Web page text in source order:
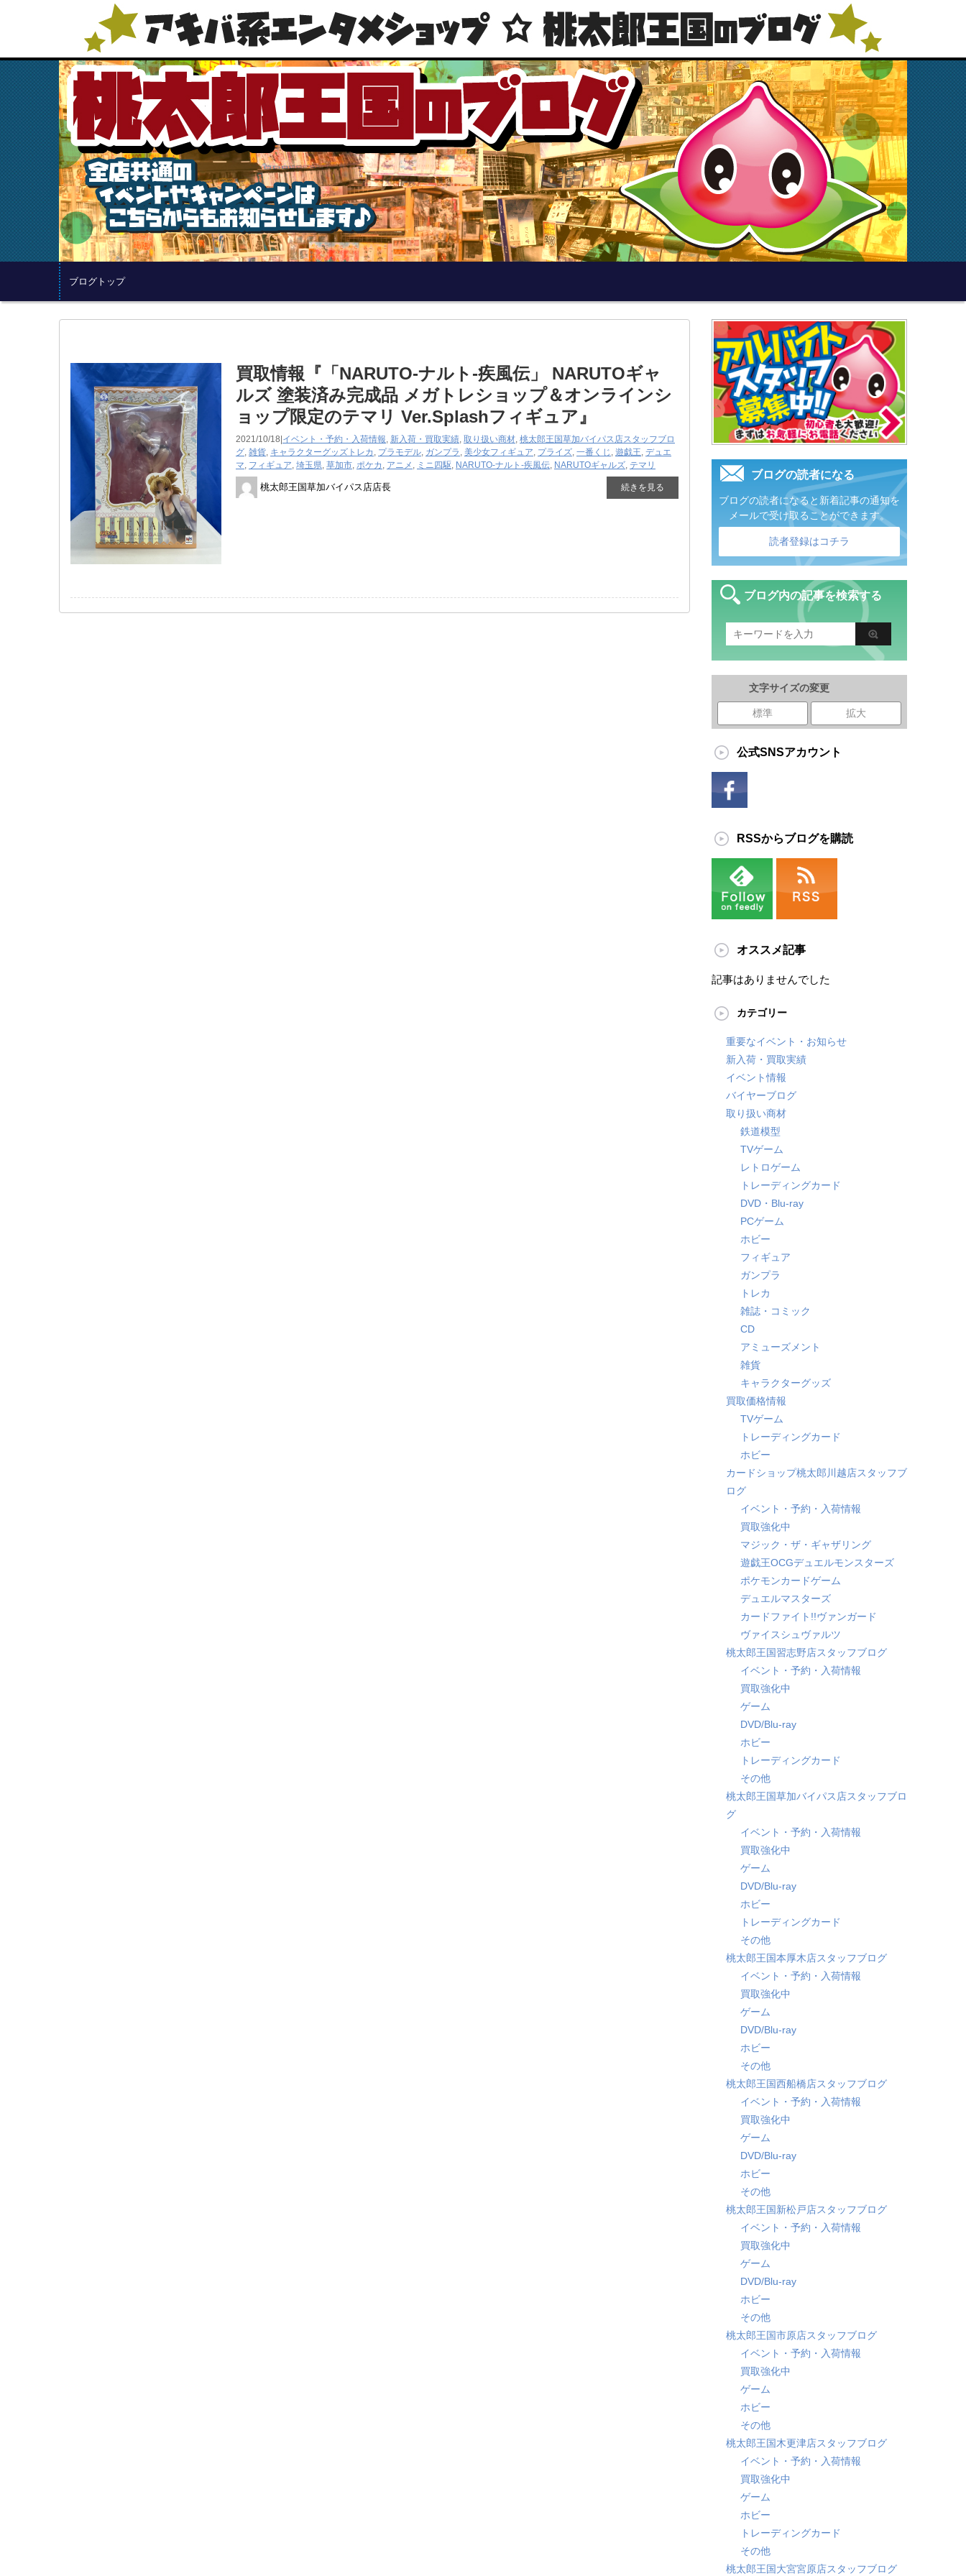
ブログトップ
買取情報『「NARUTO-ナルト-疾風伝」 ​NARUTOギャ
ルズ ​塗装済み完成品 ​メガトレショップ＆オンラインシ
ョップ限定のテマリ ​Ver.Splashフィギュア』
2021/10/18| イベント・予約・入荷情報, 新入荷・買取実績, 取り扱い商材, 桃太郎王国草加バイパス店スタッフブロ
グ, 雑貨, キャラクターグッズ トレカ , プラモデル, ガンプラ , 美少女フィギュア, プライズ, 一番くじ , 遊戯王, デュエ
マ, フィギュア, 埼玉県, 草加市, ポケカ , アニメ , ミニ四駆, NARUTO-ナルト-疾風伝, NARUTOギャルズ, テマリ
桃太郎王国草加バイパス店店長 続きを見る
ブログの読者になる
ブログの読者になると新着記事の通知を
メールで受け取ることができます。
読者登録はコチラ
ブログ内の記事を検索する
文字サイズの変更
標準 拡大
公式SNSアカウント
RSSからブログを購読
オススメ記事
記事はありませんでした
カテゴリー
重要なイベント・お知らせ
新入荷・買取実績
イベント情報
バイヤーブログ
取り扱い商材
鉄道模型
TVゲーム
レトロゲーム
トレーディングカード
DVD・Blu-ray
PCゲーム
ホビー
フィギュア
ガンプラ
トレカ
雑誌・コミック
CD
アミューズメント
雑貨
キャラクターグッズ
買取価格情報
TVゲーム
トレーディングカード
ホビー
カードショップ桃太郎川越店スタッフブ
ログ
イベント・予約・入荷情報
買取強化中
マジック・ザ・ギャザリング
遊戯王OCGデュエルモンスターズ
ポケモンカードゲーム
デュエルマスターズ
カードファイト!!ヴァンガード
ヴァイスシュヴァルツ
桃太郎王国習志野店スタッフブログ
イベント・予約・入荷情報
買取強化中
ゲーム
DVD/Blu-ray
ホビー
トレーディングカード
その他
桃太郎王国草加バイパス店スタッフブロ
グ
イベント・予約・入荷情報
買取強化中
ゲーム
DVD/Blu-ray
ホビー
トレーディングカード
その他
桃太郎王国本厚木店スタッフブログ
イベント・予約・入荷情報
買取強化中
ゲーム
DVD/Blu-ray
ホビー
その他
桃太郎王国西船橋店スタッフブログ
イベント・予約・入荷情報
買取強化中
ゲーム
DVD/Blu-ray
ホビー
その他
桃太郎王国新松戸店スタッフブログ
イベント・予約・入荷情報
買取強化中
ゲーム
DVD/Blu-ray
ホビー
その他
桃太郎王国市原店スタッフブログ
イベント・予約・入荷情報
買取強化中
ゲーム
ホビー
その他
桃太郎王国木更津店スタッフブログ
イベント・予約・入荷情報
買取強化中
ゲーム
ホビー
トレーディングカード
その他
桃太郎王国大宮宮原店スタッフブログ